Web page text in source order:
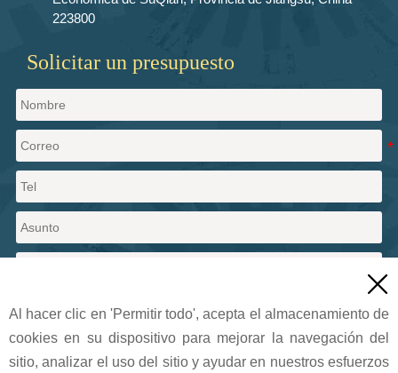
223800
Solicitar un presupuesto
Enviar un mensaje

Al hacer clic en 'Permitir todo', acepta el almacenamiento de
cookies en su dispositivo para mejorar la navegación del
sitio, analizar el uso del sitio y ayudar en nuestros esfuerzos